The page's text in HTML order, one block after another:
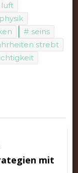
luft
seins
strebt
mit